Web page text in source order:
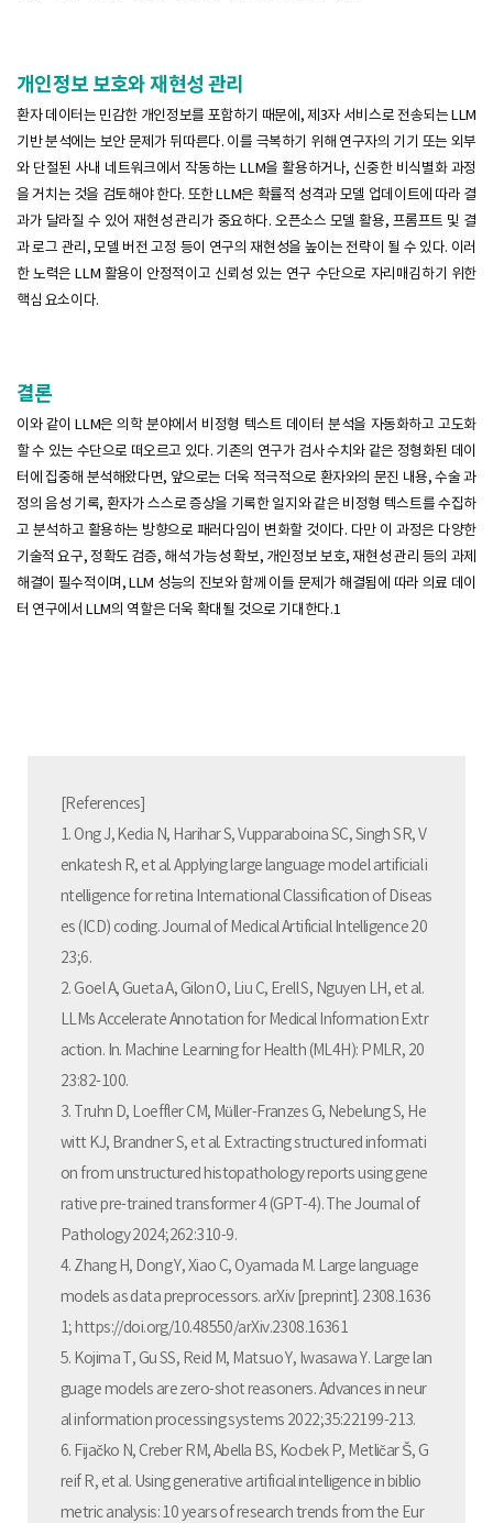
개인정보 보호와 재현성 관리
환자 데이터는 민감한 개인정보를 포함하기 때문에, 제3자 서비스로 전송되는 LLM
기반 분석에는 보안 문제가 뒤따른다. 이를 극복하기 위해 연구자의 기기 또는 외부
와 단절된 사내 네트워크에서 작동하는 LLM을 활용하거나, 신중한 비식별화 과정
을 거치는 것을 검토해야 한다. 또한 LLM은 확률적 성격과 모델 업데이트에 따라 결
과가 달라질 수 있어 재현성 관리가 중요하다. 오픈소스 모델 활용, 프롬프트 및 결
과 로그 관리, 모델 버전 고정 등이 연구의 재현성을 높이는 전략이 될 수 있다. 이러
한 노력은 LLM 활용이 안정적이고 신뢰성 있는 연구 수단으로 자리매김하기 위한
핵심 요소이다.
결론
이와 같이 LLM은 의학 분야에서 비정형 텍스트 데이터 분석을 자동화하고 고도화
할 수 있는 수단으로 떠오르고 있다. 기존의 연구가 검사 수치와 같은 정형화된 데이
터에 집중해 분석해왔다면, 앞으로는 더욱 적극적으로 환자와의 문진 내용, 수술 과
정의 음성 기록, 환자가 스스로 증상을 기록한 일지와 같은 비정형 텍스트를 수집하
고 분석하고 활용하는 방향으로 패러다임이 변화할 것이다. 다만 이 과정은 다양한
기술적 요구, 정확도 검증, 해석 가능성 확보, 개인정보 보호, 재현성 관리 등의 과제
해결이 필수적이며, LLM 성능의 진보와 함께 이들 문제가 해결됨에 따라 의료 데이
터 연구에서 LLM의 역할은 더욱 확대될 것으로 기대한다.1
[References]
1. Ong J, Kedia N, Harihar S, Vupparaboina SC, Singh SR, V
enkatesh R, et al. Applying large language model artificial i
ntelligence for retina International Classification of Diseas
es (ICD) coding. Journal of Medical Artificial Intelligence 20
23;6.
2. Goel A, Gueta A, Gilon O, Liu C, Erell S, Nguyen LH, et al.
LLMs Accelerate Annotation for Medical Information Extr
action. In. Machine Learning for Health (ML4H): PMLR, 20
23:82-100.
3. Truhn D, Loeffler CM, Müller-Franzes G, Nebelung S, He
witt KJ, Brandner S, et al. Extracting structured informati
on from unstructured histopathology reports using gene
rative pre-trained transformer 4 (GPT-4). The Journal of
Pathology 2024;262:310-9.
4. Zhang H, Dong Y, Xiao C, Oyamada M. Large language
models as data preprocessors. arXiv [preprint]. 2308.1636
1; https://doi.org/10.48550/arXiv.2308.16361
5. Kojima T, Gu SS, Reid M, Matsuo Y, Iwasawa Y. Large lan
guage models are zero-shot reasoners. Advances in neur
al information processing systems 2022;35:22199-213.
6. Fijačko N, Creber RM, Abella BS, Kocbek P, Metličar Š, G
reif R, et al. Using generative artificial intelligence in biblio
metric analysis: 10 years of research trends from the Eur